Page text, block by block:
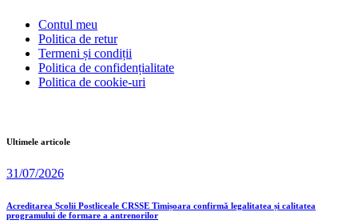
Contul meu
Politica de retur
Termeni și condiții
Politica de confidențialitate
Politica de cookie-uri
Ultimele articole
31/07/2026
Acreditarea Școlii Postliceale CRSSE Timișoara confirmă legalitatea și calitatea
programului de formare a antrenorilor